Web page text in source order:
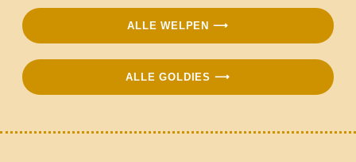
ALLE WELPEN ⟶
ALLE GOLDIES ⟶